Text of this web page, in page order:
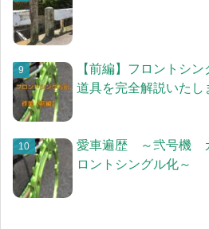
【前編】フロントシ
道具を完全解説いたし
愛車遍歴 ～弐号機
ロントシングル化～